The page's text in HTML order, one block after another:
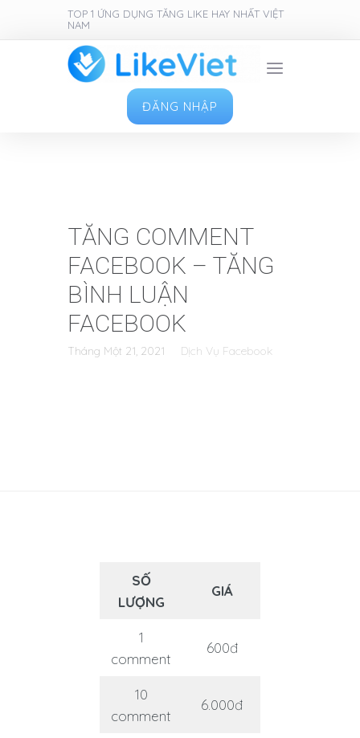
TOP 1 ỨNG DỤNG TĂNG LIKE HAY NHẤT VIỆT
NAM
ĐĂNG NHẬP
TĂNG COMMENT
FACEBOOK – TĂNG
BÌNH LUẬN
FACEBOOK
Tháng Một 21, 2021 Dịch Vụ Facebook
SỐ
LƯỢNG
GIÁ
1
comment
600đ
10
comment
6.000đ